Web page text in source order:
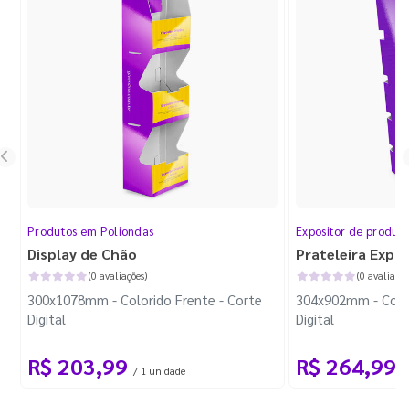
Produtos em Poliondas
Display de Chão
(0 avaliações)
300x1078mm - Colorido Frente - Corte
Digital
R$ 203,99 / 1 unidade
Expositor de
Prateleira
(0
304x902mm -
Digital
R$ 264,99